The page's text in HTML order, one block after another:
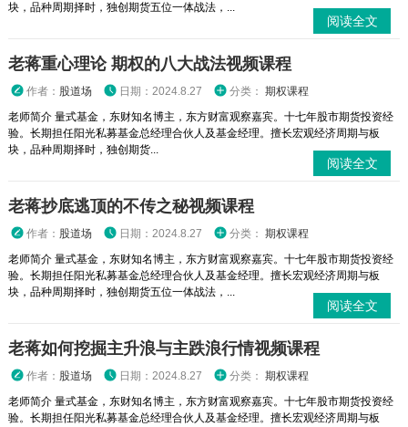
块，品种周期择时，独创期货五位一体战法，...
阅读全文
老蒋重心理论 期权的八大战法视频课程
作者： 股道场 日期：2024.8.27 分类： 期权课程
老师简介 量式基金，东财知名博主，东方财富观察嘉宾。十七年股市期货投资经
验。长期担任阳光私募基金总经理合伙人及基金经理。擅长宏观经济周期与板
块，品种周期择时，独创期货...
阅读全文
老蒋抄底逃顶的不传之秘视频课程
作者： 股道场 日期：2024.8.27 分类： 期权课程
老师简介 量式基金，东财知名博主，东方财富观察嘉宾。十七年股市期货投资经
验。长期担任阳光私募基金总经理合伙人及基金经理。擅长宏观经济周期与板
块，品种周期择时，独创期货五位一体战法，...
阅读全文
老蒋如何挖掘主升浪与主跌浪行情视频课程
作者： 股道场 日期：2024.8.27 分类： 期权课程
老师简介 量式基金，东财知名博主，东方财富观察嘉宾。十七年股市期货投资经
验。长期担任阳光私募基金总经理合伙人及基金经理。擅长宏观经济周期与板